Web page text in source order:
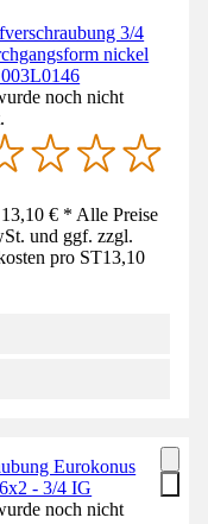
3/4
nickel
noch nicht
€ * Alle Preise
und ggf. zzgl.
pro ST13,10
Eurokonus
- 3/4 IG
noch nicht